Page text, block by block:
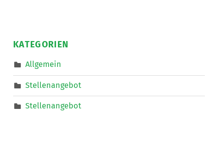
KATEGORIEN
Allgemein
Stellenangebot
Stellenangebot